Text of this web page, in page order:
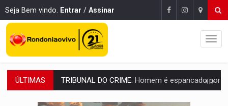
Seja Bem vindo. Entrar / Assinar
ÚLTIMAS VÍDEO:Perseguição é registrada no shopping após colombiana furtar
LUDOPATIA:Apostas online começam a afetar produtividade e rotina